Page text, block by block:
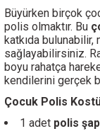
Büyürken birçok
polis olmaktır. Bu
katkıda bulunabilir,
sağlayabilirsiniz.
boyu rahatça
kendilerini gerçek
Çocuk Polis
1 adet polis